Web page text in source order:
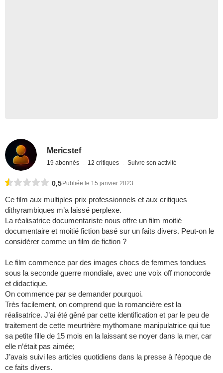
Mericstef
19 abonnés 12 critiques Suivre son activité
0,5 Publiée le 15 janvier 2023
Ce film aux multiples prix professionnels et aux critiques
dithyrambiques m’a laissé perplexe.
La réalisatrice documentariste nous offre un film moitié
documentaire et moitié fiction basé sur un faits divers. Peut-on le
considérer comme un film de fiction ?
Le film commence par des images chocs de femmes tondues
sous la seconde guerre mondiale, avec une voix off monocorde
et didactique.
On commence par se demander pourquoi.
Très facilement, on comprend que la romancière est la
réalisatrice. J’ai été gêné par cette identification et par le peu de
traitement de cette meurtrière mythomane manipulatrice qui tue
sa petite fille de 15 mois en la laissant se noyer dans la mer, car
elle n’était pas aimée;
J’avais suivi les articles quotidiens dans la presse à l’époque de
ce faits divers.